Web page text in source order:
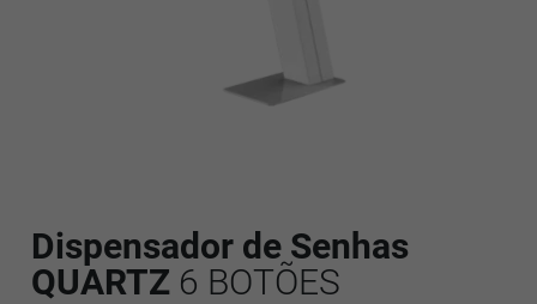
Dispensador de Senhas
QUARTZ 6 BOTÕES